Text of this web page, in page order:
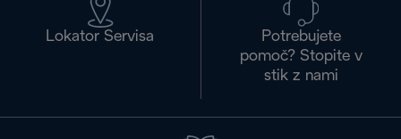
Lokator Servisa
Potrebujete
pomoč? Stopite v
stik z nami